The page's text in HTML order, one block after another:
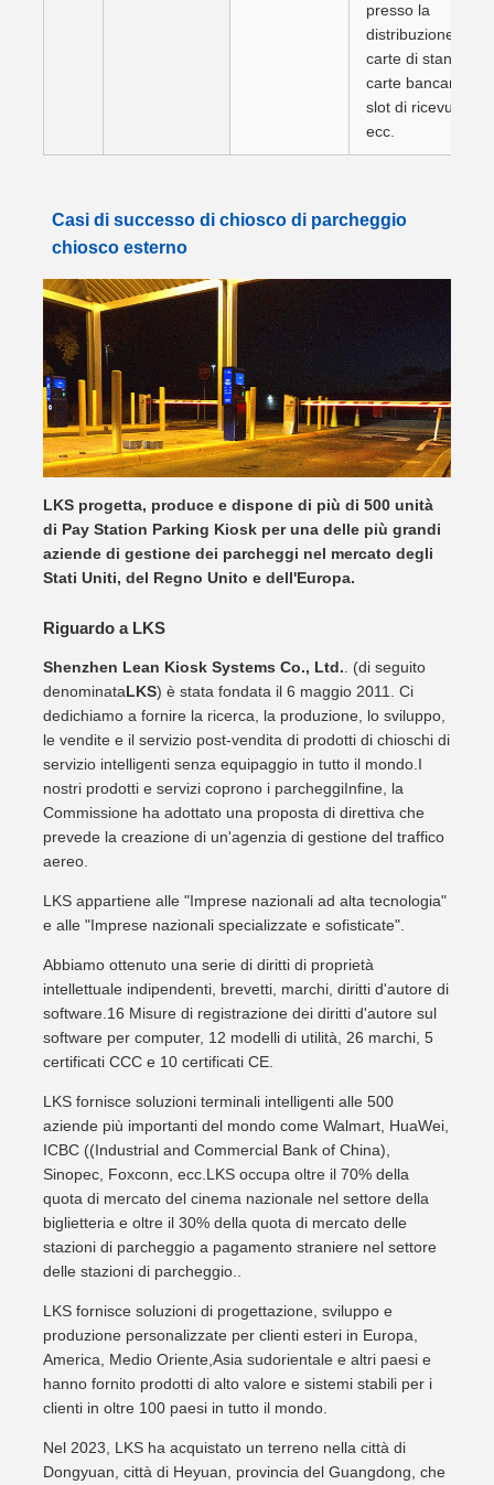
presso la
distribuzione di
carte di stanza,
carte bancarie,
slot di ricevuta,
ecc.
Casi di successo di chiosco di parcheggio
chiosco esterno
LKS progetta, produce e dispone di più di 500 unità
di Pay Station Parking Kiosk per una delle più grandi
aziende di gestione dei parcheggi nel mercato degli
Stati Uniti, del Regno Unito e dell'Europa.
Riguardo a LKS
Shenzhen Lean Kiosk Systems Co., Ltd. . (di seguito
denominataLKS) è stata fondata il 6 maggio 2011. Ci
dedichiamo a fornire la ricerca, la produzione, lo sviluppo,
le vendite e il servizio post-vendita di prodotti di chioschi di
servizio intelligenti senza equipaggio in tutto il mondo.I
nostri prodotti e servizi coprono i parcheggiInfine, la
Commissione ha adottato una proposta di direttiva che
prevede la creazione di un'agenzia di gestione del traffico
aereo.
LKS appartiene alle "Imprese nazionali ad alta tecnologia"
e alle "Imprese nazionali specializzate e sofisticate".
Abbiamo ottenuto una serie di diritti di proprietà
intellettuale indipendenti, brevetti, marchi, diritti d'autore di
software.16 Misure di registrazione dei diritti d'autore sul
software per computer, 12 modelli di utilità, 26 marchi, 5
certificati CCC e 10 certificati CE.
LKS fornisce soluzioni terminali intelligenti alle 500
aziende più importanti del mondo come Walmart, HuaWei,
ICBC ((Industrial and Commercial Bank of China),
Sinopec, Foxconn, ecc.LKS occupa oltre il 70% della
quota di mercato del cinema nazionale nel settore della
biglietteria e oltre il 30% della quota di mercato delle
stazioni di parcheggio a pagamento straniere nel settore
delle stazioni di parcheggio..
LKS fornisce soluzioni di progettazione, sviluppo e
produzione personalizzate per clienti esteri in Europa,
America, Medio Oriente,Asia sudorientale e altri paesi e
hanno fornito prodotti di alto valore e sistemi stabili per i
clienti in oltre 100 paesi in tutto il mondo.
Nel 2023, LKS ha acquistato un terreno nella città di
Dongyuan, città di Heyuan, provincia del Guangdong, che